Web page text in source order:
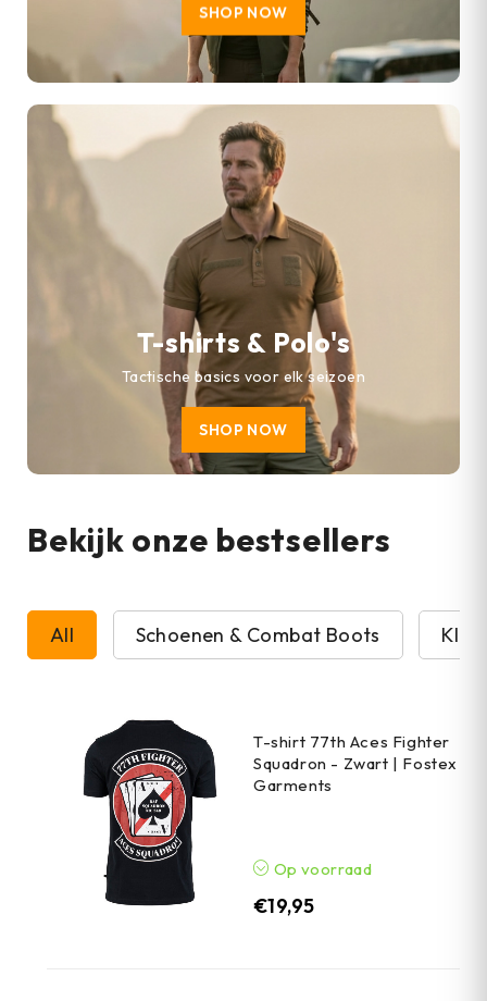
SHOP NOW
T-shirts & Polo's
Tactische basics voor elk seizoen
SHOP NOW
Bekijk onze bestsellers
All Schoenen & Combat Boots
T-shirt 77th Aces Fighter
Squadron - Zwart | Fostex
Garments
Op voorraad
€19,95